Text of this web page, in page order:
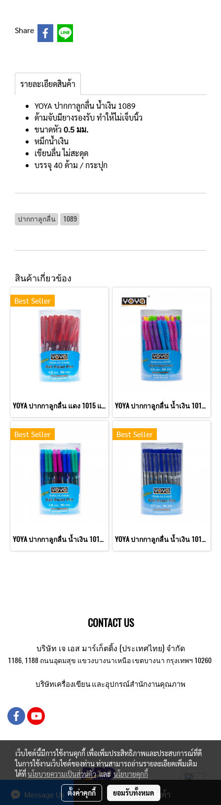
สั่งซื้อสินค้า
Message Us
Share
รายละเอียดสินค้า
YOYA ปากกาลูกลื่น น้ำเงิน 1089
ด้ามจับมียางรองรับ ทำให้ไม่เจ็บนิ้ว
ขนาดหัว 0.5 มม.
หมึกน้ำเงิน
เขียนลื่น ไม่สะดุด
บรรจุ 40 ด้าม / กระปุก
ปากกาลูกลื่น 1089
สินค้าเกี่ยวข้อง
Best Seller
YOYA ปากกาลูกลื่น แดง 1015 แพ็ค 50 YOYA ปากกาลูกลื่น น้ำเงิน 1015C แพ็ค 50
Best Seller
YOYA ปากกาลูกลื่น น้ำเงิน 1015 แพ็ค 50
Best Seller
YOYA ปากกาลูกลื่น น้ำเงิน 1016 แพ็ค 50
CONTACT US
บริษัท เจ เอส มาร์เก็ตติ้ง (ประเทศไทย) จำกัด
1186, 1188 ถนนอุดมสุข แขวงบางนาเหนือ เขตบางนา กรุงเทพฯ 10260
บริษัทเครื่องเขียน และอุปกรณ์สำนักงานคุณภาพ
เว็บไซต์นี้มีการใช้งานคุกกี้ เพื่อเพิ่มประสิทธิภาพและประสบการณ์ที่ดี
ในการใช้งานเว็บไซต์ของท่าน ท่านสามารถอ่านรายละเอียดเพิ่มเติม
ได้ที่นโยบายความเป็นส่วนตัวและ นโยบายคุกกี้
ตั้งค่าคุกกี้ ยอมรับทั้งหมด